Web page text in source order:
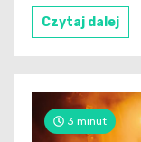
Czytaj dalej
3 minut